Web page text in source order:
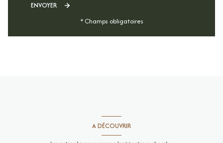
ENVOYER
* Champs obligatoires
A DÉCOUVRIR